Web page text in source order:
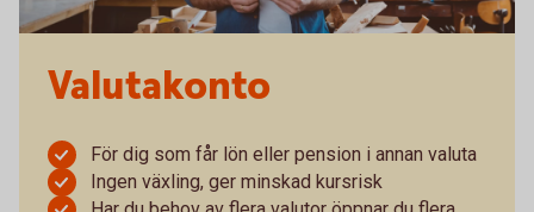
Valutakonto
För dig som får lön eller pension i annan valuta
Ingen växling, ger minskad kursrisk